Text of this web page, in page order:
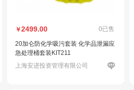
￥2499.00 0已售
20加仑防化学吸污套装 化学品泄漏应
急处理桶套装KIT211
上海安进投资管理有限公司